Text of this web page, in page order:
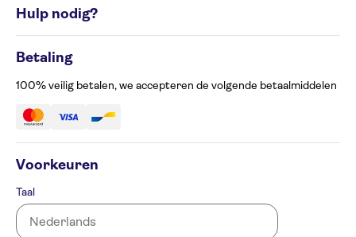
Cookiesbeleid
Privacyverklaring
Beheer uw cookievoorkeuren
Toegankelijkheid
Hulp nodig?
Klachtenformulier
Betaling
100% veilig betalen, we accepteren de volgende betaalmiddelen
Voorkeuren
Taal